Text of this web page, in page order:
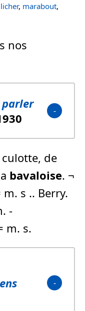
licher, marabout,
nos
parler
de
bavaloise. ¬
m. s .. Berry.
-
m. s.